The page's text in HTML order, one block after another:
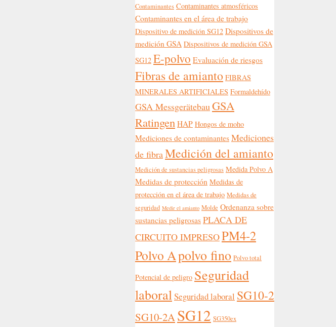
Contaminantes Contaminantes atmosféricos
Contaminantes en el área de trabajo
Dispositivo de medición SG12 Dispositivos de
medición GSA Dispositivos de medición GSA
SG12 E-polvo Evaluación de riesgos
Fibras de amianto FIBRAS
MINERALES ARTIFICIALES Formaldehído
GSA MessgerätebauGSA
Ratingen HAP Hongos de moho
Mediciones de contaminantesMediciones
de fibraMedición del amianto
Medición de sustancias peligrosas Medida Polvo A
Medidas de protección Medidas de
protección en el área de trabajo Medidas de
seguridad Medir el amianto Molde Ordenanza sobre
sustancias peligrosasPLACA DE
CIRCUITO IMPRESOPM4-2
Polvo Apolvo fino Polvo total
Potencial de peligro Seguridad
laboral Seguridad laboral SG10-2
SG10-2ASG12 SG350ex